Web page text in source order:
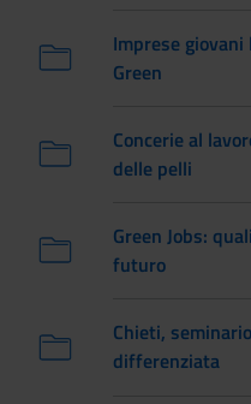
Imprese
Green
Concerie al
delle pelli
Green Jobs:
futuro
Chieti,
differenziata